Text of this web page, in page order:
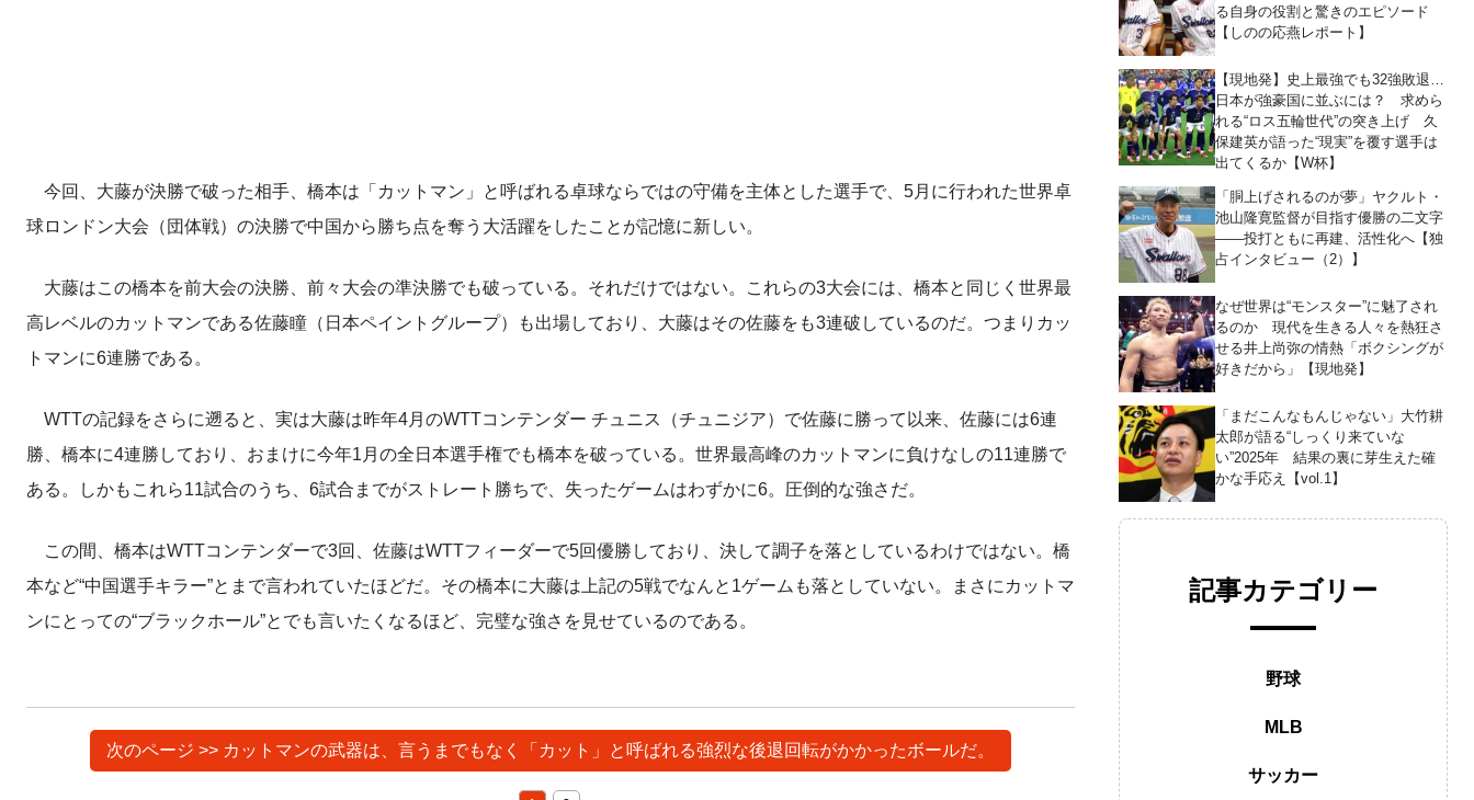
今回、大藤が決勝で破った相手、橋本は「カットマン」と呼ばれる卓球ならではの守備を主体とした選手で、5月に行われた世界卓
球ロンドン大会（団体戦）の決勝で中国から勝ち点を奪う大活躍をしたことが記憶に新しい。
大藤はこの橋本を前大会の決勝、前々大会の準決勝でも破っている。それだけではない。これらの3大会には、橋本と同じく世界最
高レベルのカットマンである佐藤瞳（日本ペイントグループ）も出場しており、大藤はその佐藤をも3連破しているのだ。つまりカッ
トマンに6連勝である。
WTTの記録をさらに遡ると、実は大藤は昨年4月のWTTコンテンダー チュニス（チュニジア）で佐藤に勝って以来、佐藤には6連
勝、橋本に4連勝しており、おまけに今年1月の全日本選手権でも橋本を破っている。世界最高峰のカットマンに負けなしの11連勝で
ある。しかもこれら11試合のうち、6試合までがストレート勝ちで、失ったゲームはわずかに6。圧倒的な強さだ。
この間、橋本はWTTコンテンダーで3回、佐藤はWTTフィーダーで5回優勝しており、決して調子を落としているわけではない。橋
本など“中国選手キラー”とまで言われていたほどだ。その橋本に大藤は上記の5戦でなんと1ゲームも落としていない。まさにカットマ
ンにとっての“ブラックホール”とでも言いたくなるほど、完璧な強さを見せているのである。
次のページ >> カットマンの武器は、言うまでもなく「カット」と呼ばれる強烈な後退回転がかかったボールだ。
る自身の役割と驚きのエピソード
【しのの応燕レポート】
【現地発】史上最強でも32強敗退…
日本が強豪国に並ぶには？ 求めら
れる“ロス五輪世代”の突き上げ 久
保建英が語った“現実”を覆す選手は
出てくるか【W杯】
「胴上げされるのが夢」ヤクルト・
池山隆寛監督が目指す優勝の二文字
――投打ともに再建、活性化へ【独
占インタビュー（2）】
なぜ世界は“モンスター”に魅了され
るのか 現代を生きる人々を熱狂さ
せる井上尚弥の情熱「ボクシングが
好きだから」【現地発】
「まだこんなもんじゃない」大竹耕
太郎が語る“しっくり来ていな
い”2025年 結果の裏に芽生えた確
かな手応え【vol.1】
記事カテゴリー
野球
MLB
サッカー